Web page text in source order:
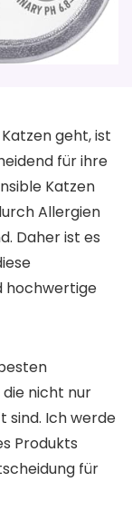
geht, ist
für ihre
Katzen
Allergien
Daher ist es
hochwertige
nicht nur
sind. Ich werde
Produkts
für